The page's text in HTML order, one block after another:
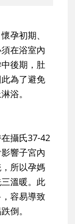
孕初期、
在浴室內
後期，肚
為了避免
浴。
攝氏37-42
響子宮內
所以孕媽
溫暖。此
容易導致
倒。